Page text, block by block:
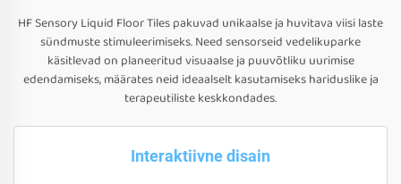
HF Sensory Liquid Floor Tiles pakuvad unikaalse ja huvitava viisi laste
sündmuste stimuleerimiseks. Need sensorseid vedelikuparke
käsitlevad on planeeritud visuaalse ja puuvõtliku uurimise
edendamiseks, määrates neid ideaalselt kasutamiseks hariduslike ja
terapeutiliste keskkondades.
Interaktiivne disain